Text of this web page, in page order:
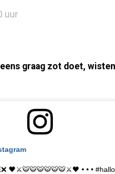
uur
graag zot doet,
🖤⚔️🐯🐯🐯🐯🐯🐯⚔️🖤 • • •